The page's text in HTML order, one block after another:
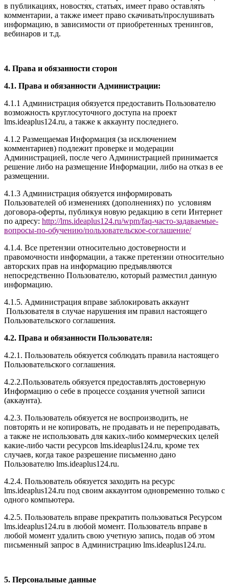
в публикациях, новостях, статьях, имеет право оставлять
комментарии, а также имеет право скачивать/прослушивать
информацию, в зависимости от приобретенных тренингов,
вебинаров и т.д.
4. Права и обязанности сторон
4.1. Права и обязанности Администрации:
4.1.1 Администрация обязуется предоставить Пользователю
возможность круглосуточного доступа на проект
lms.ideaplus124.ru, а также к аккаунту последнего.
4.1.2 Размещаемая Информация (за исключением
комментариев) подлежит проверке и модерации
Администрацией, после чего Администрацией принимается
решение либо на размещение Информации, либо на отказ в ее
размещении.
4.1.3 Администрация обязуется информировать
Пользователей об изменениях (дополнениях) по условиям
договора-оферты, публикуя новую редакцию в сети Интернет
по адресу: http://lms.ideaplus124.ru/wpm/faq-часто-задаваемые-
вопросы-по-обучению/пользовательское-соглашение/
4.1.4. Все претензии относительно достоверности и
правомочности информации, а также претензии относительно
авторских прав на информацию предъявляются
непосредственно Пользователю, который разместил данную
информацию.
4.1.5. Администрация вправе заблокировать аккаунт
Пользователя в случае нарушения им правил настоящего
Пользовательского соглашения.
4.2. Права и обязанности Пользователя:
4.2.1. Пользователь обязуется соблюдать правила настоящего
Пользовательского соглашения.
4.2.2.Пользователь обязуется предоставлять достоверную
Информацию о себе в процессе создания учетной записи
(аккаунта).
4.2.3. Пользователь обязуется не воспроизводить, не
повторять и не копировать, не продавать и не перепродавать,
а также не использовать для каких-либо коммерческих целей
какие-либо части ресурсов lms.ideaplus124.ru, кроме тех
случаев, когда такое разрешение письменно дано
Пользователю lms.ideaplus124.ru.
4.2.4. Пользователь обязуется заходить на ресурс
lms.ideaplus124.ru под своим аккаунтом одновременно только с
одного компьютера.
4.2.5. Пользователь вправе прекратить пользоваться Ресурсом
lms.ideaplus124.ru в любой момент. Пользователь вправе в
любой момент удалить свою учетную запись, подав об этом
письменный запрос в Администрацию lms.ideaplus124.ru.
5. Персональные данные